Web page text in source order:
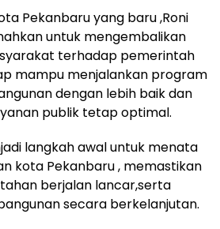
Pekanbaru yang baru ,Roni
untuk mengembalikan
terhadap pemerintah
mampu menjalankan program
dengan lebih baik dan
publik tetap optimal.
langkah awal untuk menata
kota Pekanbaru , memastikan
berjalan lancar,serta
secara berkelanjutan.